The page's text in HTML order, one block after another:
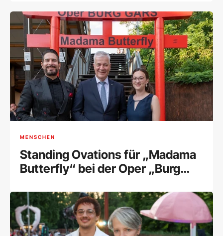
MENSCHEN
Standing Ovations für „Madama
Butterfly“ bei der Oper „Burg